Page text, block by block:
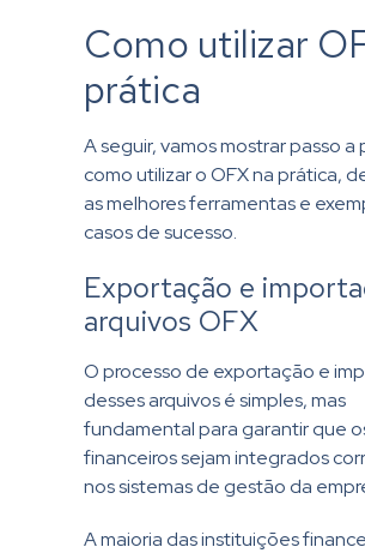
Como utilizar
prática
A seguir, vamos mostrar passo a
como utilizar o OFX na prática,
as melhores ferramentas e
casos de sucesso.
Exportação e
arquivos OFX
O processo de exportação e
desses arquivos é simples, mas
fundamental para garantir que
financeiros sejam integrados
nos sistemas de gestão da
A maioria das instituições